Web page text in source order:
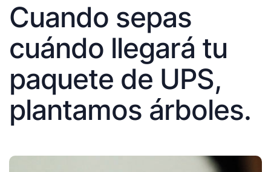
Cuando sepas
cuándo llegará tu
paquete de UPS,
plantamos árboles.